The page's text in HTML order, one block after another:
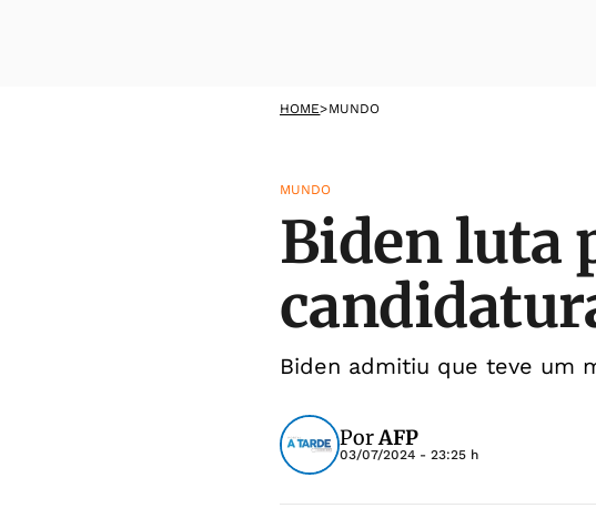
HOME>MUNDO
MUNDO
Biden luta
Biden admitiu que teve um
PorAFP
03/07/2024 - 23:25 h